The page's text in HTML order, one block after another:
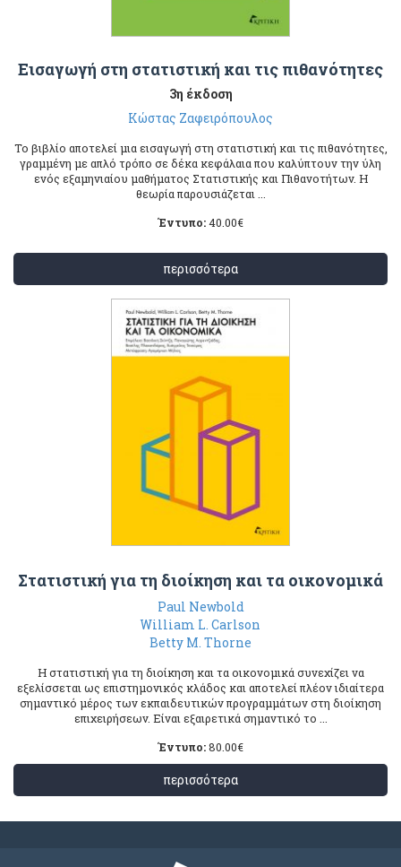
Εισαγωγή στη στατιστική και τις πιθανότητες
3η έκδοση
Κώστας Ζαφειρόπουλος
Το βιβλίο αποτελεί μια εισαγωγή στη στατιστική και τις πιθανότητες,
γραμμένη με απλό τρόπο σε δέκα κεφάλαια που καλύπτουν την ύλη
ενός εξαμηνιαίου μαθήματος Στατιστικής και Πιθανοτήτων. Η
θεωρία παρουσιάζεται ...
Έντυπο:40.00€
περισσότερα
Στατιστική για τη διοίκηση και τα οικονομικά
Paul Newbold
William L. Carlson
Betty M. Thorne
Η στατιστική για τη διοίκηση και τα οικονομικά συνεχίζει να
εξελίσσεται ως επιστημονικός κλάδος και αποτελεί πλέον ιδιαίτερα
σημαντικό μέρος των εκπαιδευτικών προγραμμάτων στη διοίκηση
επιχειρήσεων. Είναι εξαιρετικά σημαντικό το ...
Έντυπο:80.00€
περισσότερα